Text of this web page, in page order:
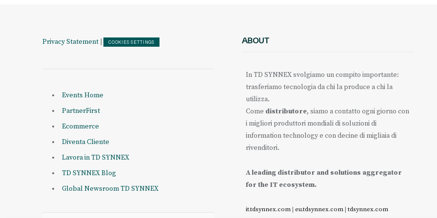
Privacy Statement COOKIES SETTINGS
Events Home
PartnerFirst
Ecommerce
Diventa Cliente
Lavora in TD SYNNEX
TD SYNNEX Blog
Global Newsroom TD SYNNEX
ABOUT
In TD SYNNEX svolgiamo un compito importante:
trasferiamo tecnologia da chi la produce a chi la
utilizza.
Come distributore, siamo a contatto ogni giorno con
i migliori produttori mondiali di soluzioni di
information technology e con decine di migliaia di
rivenditori.
A leading distributor and solutions aggregator
for the IT ecosystem.
it.tdsynnex.com| eu.tdsynnex.com|tdsynnex.com